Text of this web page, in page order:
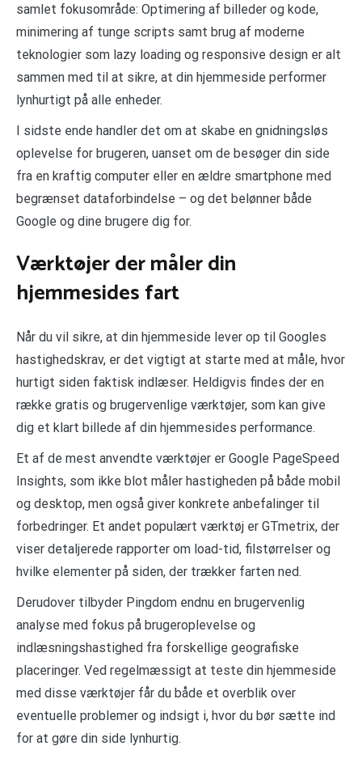
samlet fokusområde: Optimering af billeder og kode,
minimering af tunge scripts samt brug af moderne
teknologier som lazy loading og responsive design er alt
sammen med til at sikre, at din hjemmeside performer
lynhurtigt på alle enheder.
I sidste ende handler det om at skabe en gnidningsløs
oplevelse for brugeren, uanset om de besøger din side
fra en kraftig computer eller en ældre smartphone med
begrænset dataforbindelse – og det belønner både
Google og dine brugere dig for.
Værktøjer der måler din
hjemmesides fart
Når du vil sikre, at din hjemmeside lever op til Googles
hastighedskrav, er det vigtigt at starte med at måle, hvor
hurtigt siden faktisk indlæser. Heldigvis findes der en
række gratis og brugervenlige værktøjer, som kan give
dig et klart billede af din hjemmesides performance.
Et af de mest anvendte værktøjer er Google PageSpeed
Insights, som ikke blot måler hastigheden på både mobil
og desktop, men også giver konkrete anbefalinger til
forbedringer. Et andet populært værktøj er GTmetrix, der
viser detaljerede rapporter om load-tid, filstørrelser og
hvilke elementer på siden, der trækker farten ned.
Derudover tilbyder Pingdom endnu en brugervenlig
analyse med fokus på brugeroplevelse og
indlæsningshastighed fra forskellige geografiske
placeringer. Ved regelmæssigt at teste din hjemmeside
med disse værktøjer får du både et overblik over
eventuelle problemer og indsigt i, hvor du bør sætte ind
for at gøre din side lynhurtig.